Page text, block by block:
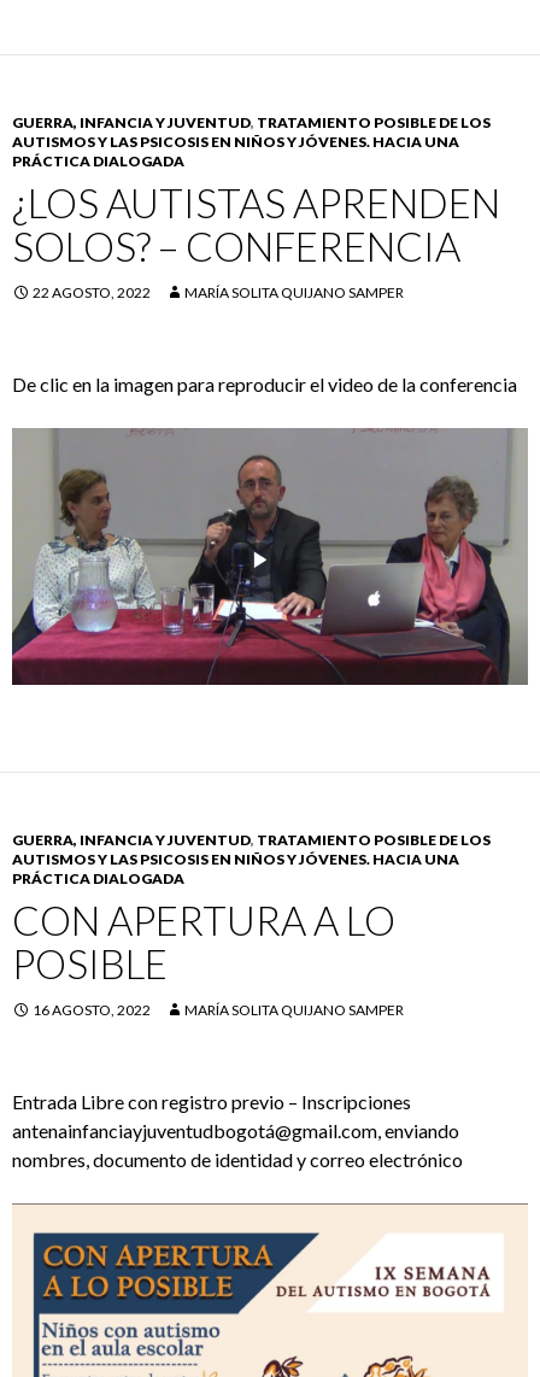
GUERRA, INFANCIA Y JUVENTUD, TRATAMIENTO POSIBLE DE LOS
AUTISMOS Y LAS PSICOSIS EN NIÑOS Y JÓVENES. HACIA UNA
PRÁCTICA DIALOGADA
¿LOS AUTISTAS APRENDEN
SOLOS? – CONFERENCIA
22 AGOSTO, 2022 MARÍA SOLITA QUIJANO SAMPER
De clic en la imagen para reproducir el video de la conferencia
GUERRA, INFANCIA Y JUVENTUD, TRATAMIENTO POSIBLE DE LOS
AUTISMOS Y LAS PSICOSIS EN NIÑOS Y JÓVENES. HACIA UNA
PRÁCTICA DIALOGADA
CON APERTURA A LO
POSIBLE
16 AGOSTO, 2022 MARÍA SOLITA QUIJANO SAMPER
Entrada Libre con registro previo – Inscripciones
antenainfanciayjuventudbogotá@gmail.com, enviando
nombres, documento de identidad y correo electrónico